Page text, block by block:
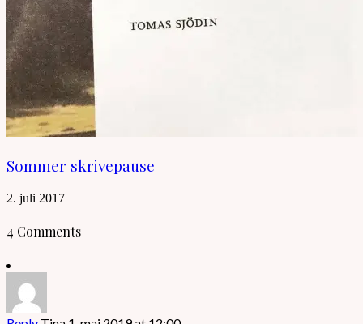
Sommer skrivepause
2. juli 2017
4 Comments